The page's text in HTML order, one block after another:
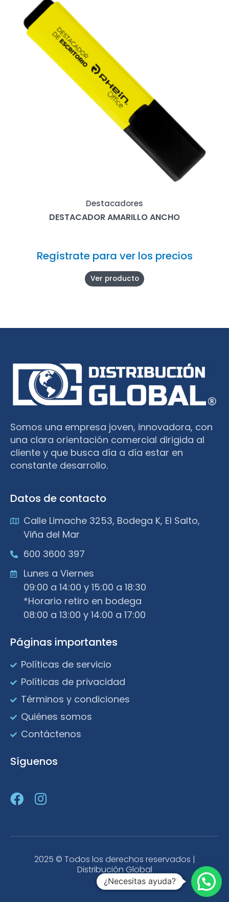
Destacadores
DESTACADOR AMARILLO ANCHO
Regístrate para ver los precios
Ver producto
Somos una empresa joven, innovadora, con
una clara orientación comercial dirigida al
cliente y que busca día a día estar en
constante desarrollo.
Datos de contacto
Calle Limache 3253, Bodega K, El Salto,
Viña del Mar
600 3600 397
Lunes a Viernes
09:00 a 14:00 y 15:00 a 18:30
*Horario retiro en bodega
08:00 a 13:00 y 14:00 a 17:00
Páginas importantes
Políticas de servicio
Políticas de privacidad
Términos y condiciones
Quiénes somos
Contáctenos
Síguenos
2025 © Todos los derechos reservados |
Distribución Global
¿Necesitas ayuda?